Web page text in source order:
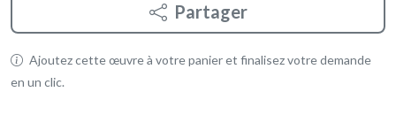
Partager
Ajoutez cette œuvre à votre panier et finalisez votre demande
en un clic.